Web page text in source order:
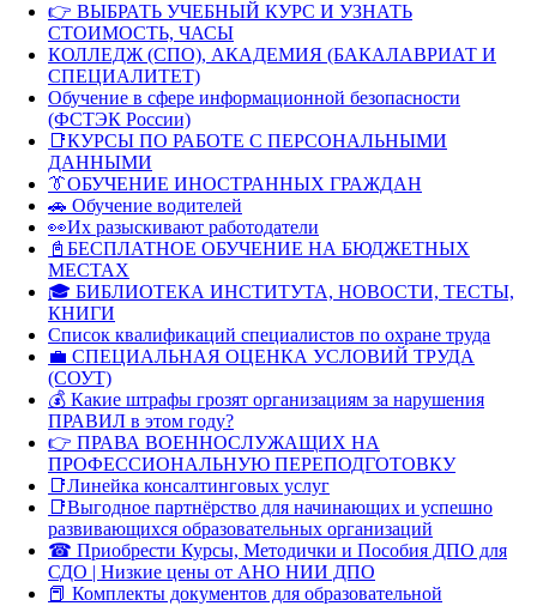
👉 ВЫБРАТЬ УЧЕБНЫЙ КУРС И УЗНАТЬ
СТОИМОСТЬ, ЧАСЫ
КОЛЛЕДЖ (СПО), АКАДЕМИЯ (БАКАЛАВРИАТ И
СПЕЦИАЛИТЕТ)
Обучение в сфере информационной безопасности
(ФСТЭК России)
📑КУРСЫ ПО РАБОТЕ С ПЕРСОНАЛЬНЫМИ
ДАННЫМИ
👔ОБУЧЕНИЕ ИНОСТРАННЫХ ГРАЖДАН
🚗 Обучение водителей
👀Их разыскивают работодатели
📓БЕСПЛАТНОЕ ОБУЧЕНИЕ НА БЮДЖЕТНЫХ
МЕСТАХ
🎓 БИБЛИОТЕКА ИНСТИТУТА, НОВОСТИ, ТЕСТЫ,
КНИГИ
Список квалификаций специалистов по охране труда
💼 СПЕЦИАЛЬНАЯ ОЦЕНКА УСЛОВИЙ ТРУДА
(СОУТ)
💰 Какие штрафы грозят организациям за нарушения
ПРАВИЛ в этом году?
👉 ПРАВА ВОЕННОСЛУЖАЩИХ НА
ПРОФЕССИОНАЛЬНУЮ ПЕРЕПОДГОТОВКУ
📑Линейка консалтинговых услуг
📑Выгодное партнёрство для начинающих и успешно
развивающихся образовательных организаций
☎ Приобрести Курсы, Методички и Пособия ДПО для
СДО | Низкие цены от АНО НИИ ДПО
📕 Комплекты документов для образовательной